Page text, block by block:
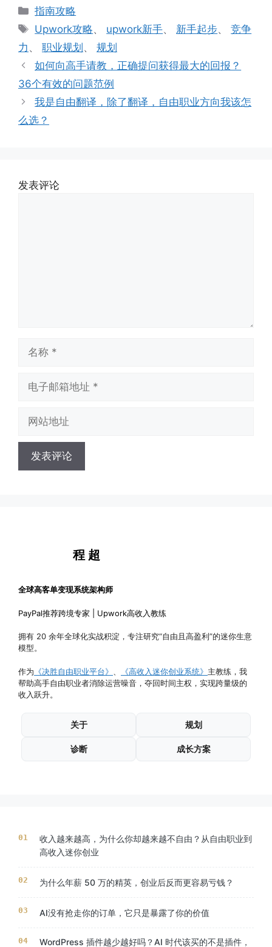
分
类
指南攻略
标
签
Upwork攻略、 upwork新手、 新手起步、竞争
力 、 职业规划 、 规划
如何向高手请教，正确提问获得最大的回报？
36个有效的问题范例
我是自由翻译，除了翻译，自由职业方向我该怎
么选？
发表评论
地
地
程 超
全球高客单变现系统架构师
PayPal推荐跨境专家 | Upwork高收入教练
拥有 20 余年全球化实战积淀，专注研究“自由且高盈利”的迷你生意
模型。
作为 《决胜自由职业平台》 《高收入迷你创业系统》 主教练，我
帮助高手自由职业者消除运营噪音，夺回时间主权，实现跨量级的
收入跃升。
关于 规划
诊断 成长方案
收入越来越高，为什么你却越来越不自由？从自由职业到
高收入迷你创业
为什么年薪 50 万的精英，创业后反而更容易亏钱？
AI没有抢走你的订单，它只是暴露了你的价值
WordPress 插件越少越好吗？AI 时代该买的不是插件，